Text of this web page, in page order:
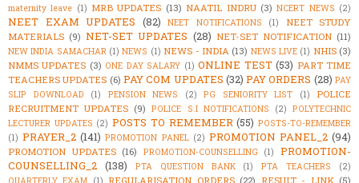
maternity leave (1) MRB UPDATES (13) NAATIL INDRU (3) NCERT NEWS (2)
NEET EXAM UPDATES (82) NEET NOTIFICATIONS (1)
NEET STUDY
MATERIALS (9) NET-SET UPDATES (28) NET-SET NOTIFICATION (11)
NEW INDIA SAMACHAR (1) NEWS (1) NEWS - INDIA (13) NEWS LIVE (1) NHIS (3)
NMMS UPDATES (3) ONE DAY SALARY (1) ONLINE TEST (53) PART TIME
TEACHERS UPDATES (6) PAY COM UPDATES (32) PAY ORDERS (28) PAY
SLIP DOWNLOAD
(1) PENSION NEWS (2) PG SENIORITY LIST (1)
POLICE
RECRUITMENT UPDATES (9) POLICE S.I NOTIFICATIONS (2) POLYTECHNIC
LECTURER UPDATES (2) POSTS TO REMEMBER (55) POSTS-TO-REMEMBER
(1) PRAYER_2 (141) PROMOTION PANEL (2) PROMOTION PANEL_2 (94)
PROMOTION UPDATES (16) PROMOTION-COUNSELLING (1)
PROMOTION-
COUNSELLING_2 (138) PTA QUESTION BANK (1) PTA TEACHERS
(2)
QUARTERLY EXAM (1) REGULARISATION ORDERS (22) RESULT - LINK (5)